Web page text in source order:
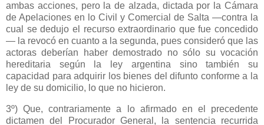
ambas acciones, pero la de alzada, dictada por la Cámara
de Apelaciones en lo Civil y Comercial de Salta —contra la
cual se dedujo el recurso extraordinario que fue concedido
— la revocó en cuanto a la segunda, pues consideró que las
actoras deberían haber demostrado no sólo su vocación
hereditaria según la ley argentina sino también su
capacidad para adquirir los bienes del difunto conforme a la
ley de su domicilio, lo que no hicieron.
3º) Que, contrariamente a lo afirmado en el precedente
dictamen del Procurador General, la sentencia recurrida